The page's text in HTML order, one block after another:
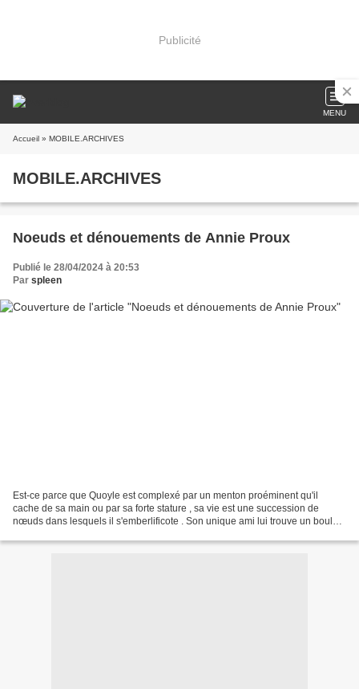
Publicité
MENU
Accueil » MOBILE.ARCHIVES
MOBILE.ARCHIVES
Noeuds et dénouements de Annie Proux
Publié le 28/04/2024 à 20:53
Par spleen
Est-ce parce que Quoyle est complexé par un menton proéminent qu'il
cache de sa main ou par sa forte stature , sa vie est une succession de
nœuds dans lesquels il s'emberlificote . Son unique ami lui trouve un boulot